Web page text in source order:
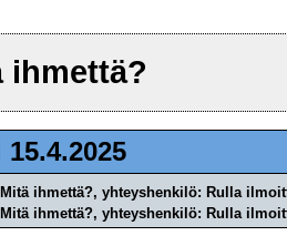
ihmettä?
Mitä ihmettä?, yhteyshenkilö: Rulla
Mitä ihmettä?, yhteyshenkilö: Rulla